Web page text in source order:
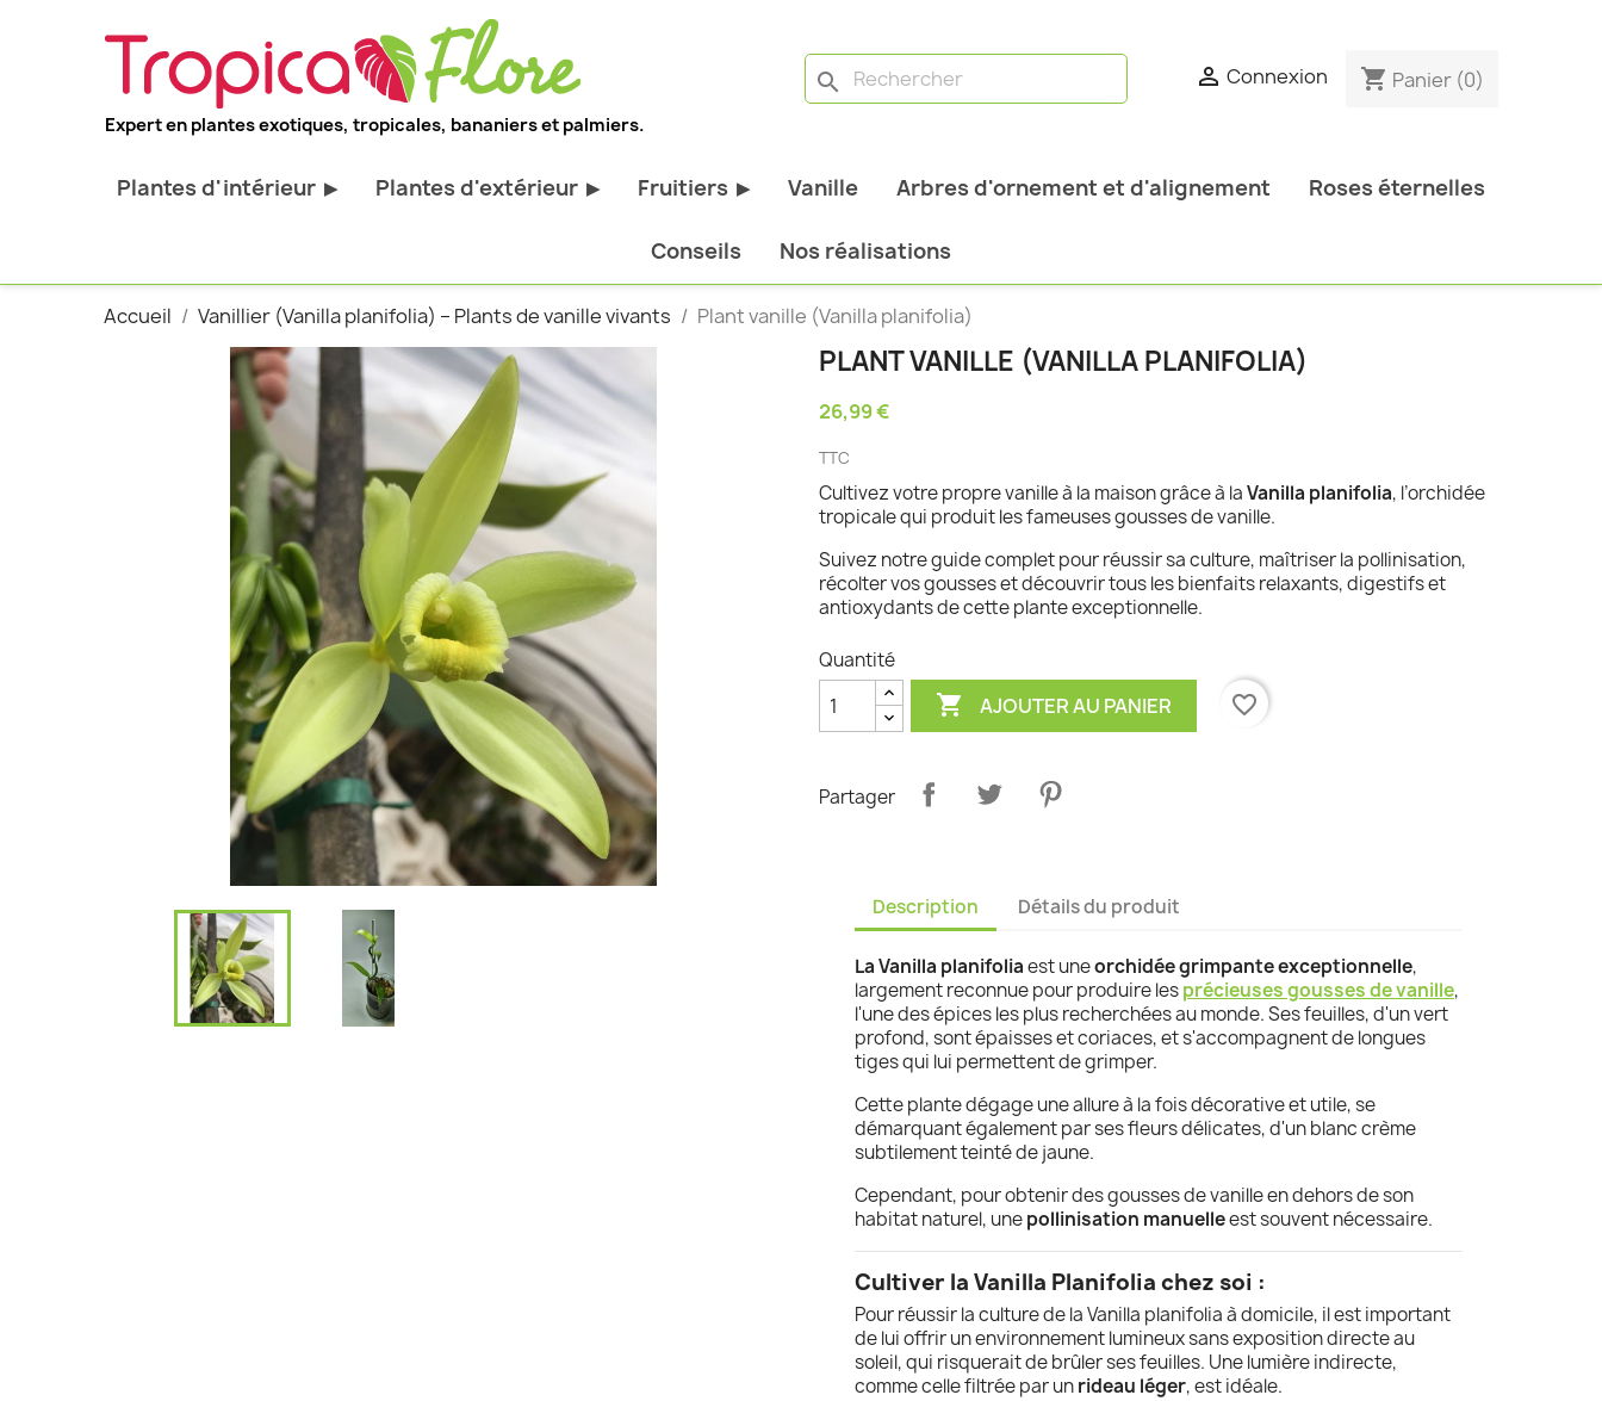
Expert en plantes exotiques, tropicales, bananiers et palmiers.
search  Connexion shopping_cart Panier (0)
Plantes d'intérieur ▶
Plantes pour bureau
Palmier d'intérieur
Cactus & Succulentes
Sujets d'exception
Plantes d'extérieur ▶
Toutes les plantes d'extérieur
Bananiers rustiques
Palmiers rustiques
Orchidées rustiques
Plantes et arbustes à feuillage
décoratif
Plantes grimpantes
Fourgères
Bambous et graminées
Fruitiers ▶
Tous les fruitiers
Arbres et arbustes fruitiers
Agrumes
Fruitiers Colonnaires
Vanille Arbres d'ornement et d'alignement Roses éternelles
Conseils Nos réalisations
Accueil Vanillier (Vanilla planifolia) – Plants de vanille vivants Plant vanille (Vanilla planifolia)
PLANT VANILLE (VANILLA PLANIFOLIA)
26,99 €
TTC
Cultivez votre propre vanille à la maison grâce à laVanilla planifolia, l’orchidée
tropicale qui produit les fameuses gousses de vanille.
Suivez notre guide complet pour réussir sa culture, maîtriser la pollinisation,
récolter vos gousses et découvrir tous les bienfaits relaxants, digestifs et
antioxydants de cette plante exceptionnelle.
Quantité
 AJOUTER AU PANIER favorite_border
Partager
Description Détails du produit
La Vanilla planifoliaest uneorchidée grimpante exceptionnelle,
largement reconnue pour produire lesprécieuses gousses de vanille,
l'une des épices les plus recherchées au monde. Ses feuilles, d'un vert
profond, sont épaisses et coriaces, et s'accompagnent de longues
tiges qui lui permettent de grimper.
Cette plante dégage une allure à la fois décorative et utile, se
démarquant également par ses fleurs délicates, d'un blanc crème
subtilement teinté de jaune.
Cependant, pour obtenir des gousses de vanille en dehors de son
habitat naturel, unepollinisation manuelleest souvent nécessaire.
Cultiver la Vanilla Planifolia chez soi :
Pour réussir la culture de la Vanilla planifolia à domicile, il est important
de lui offrir un environnement lumineux sans exposition directe au
soleil, qui risquerait de brûler ses feuilles. Une lumière indirecte,
comme celle filtrée par unrideau léger, est idéale.